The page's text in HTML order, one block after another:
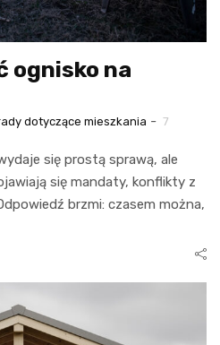
ognisko na
dotyczące mieszkania - 7
się prostą sprawą, ale
się mandaty, konflikty z
brzmi: czasem można,